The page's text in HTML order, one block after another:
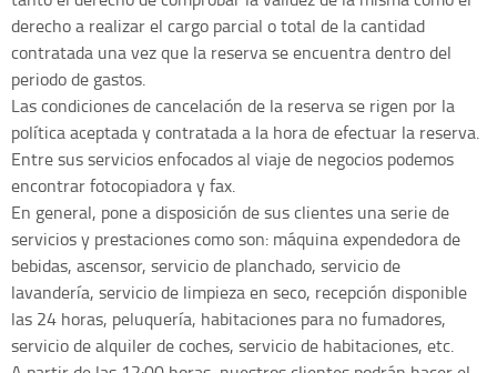
derecho a realizar el cargo parcial o total de la cantidad
contratada una vez que la reserva se encuentra dentro del
periodo de gastos.
Las condiciones de cancelación de la reserva se rigen por la
política aceptada y contratada a la hora de efectuar la reserva.
Entre sus servicios enfocados al viaje de negocios podemos
encontrar fotocopiadora y fax.
En general, pone a disposición de sus clientes una serie de
servicios y prestaciones como son: máquina expendedora de
bebidas, ascensor, servicio de planchado, servicio de
lavandería, servicio de limpieza en seco, recepción disponible
las 24 horas, peluquería, habitaciones para no fumadores,
servicio de alquiler de coches, servicio de habitaciones, etc.